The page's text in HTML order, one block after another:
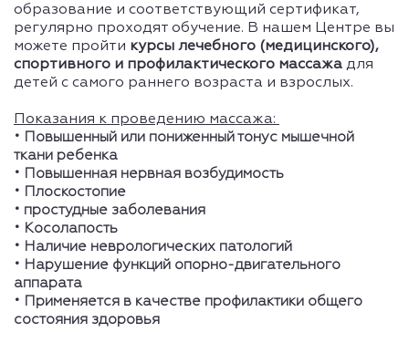
образование и соответствующий сертификат,
регулярно проходят обучение. В нашем Центре вы
можете пройти курсы лечебного (медицинского),
спортивного и профилактического массажа для
детей с самого раннего возраста и взрослых.
Показания к проведению массажа:
• Повышенный или пониженный тонус мышечной
ткани ребенка
• Повышенная нервная возбудимость
• Плоскостопие
• простудные заболевания
• Косолапость
• Наличие неврологических патологий
• Нарушение функций опорно-двигательного
аппарата
• Применяется в качестве профилактики общего
состояния здоровья